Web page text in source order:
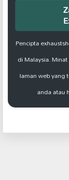
Pencipta
di Malaysia.
laman web yang
anda atau